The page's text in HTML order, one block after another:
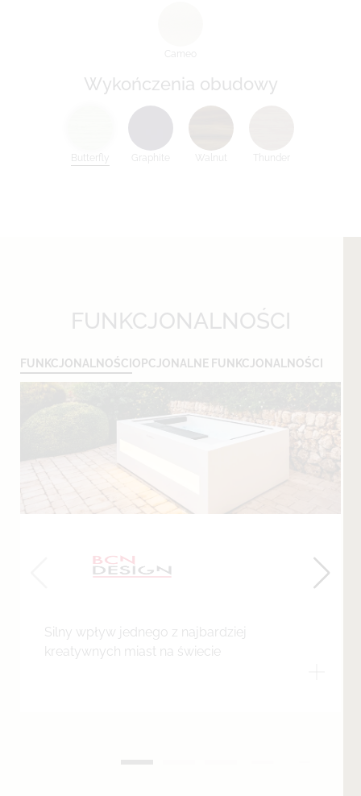
Cameo
Wykończenia obudowy
Butterfly Graphite Walnut Thunder
FUNKCJONALNOŚCI
FUNKCJONALNOŚCI OPCJONALNE FUNKCJONALNOŚCI
Silny wpływ jednego z najbardziej
kreatywnych miast na świecie